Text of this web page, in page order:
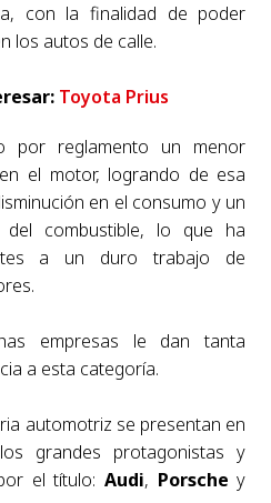
con la finalidad de poder
los autos de calle.
Toyota Prius
por reglamento un menor
el motor, logrando de esa
en el consumo y un
del combustible, lo que ha
a un duro trabajo de
empresas le dan tanta
a esta categoría.
automotriz se presentan en
grandes protagonistas y
el título: Audi, Porsche y